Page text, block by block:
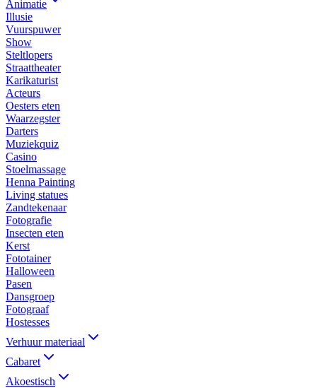
Animatie
Illusie
Vuurspuwer
Show
Steltlopers
Straattheater
Karikaturist
Acteurs
Oesters eten
Waarzegster
Darters
Muziekquiz
Casino
Stoelmassage
Henna Painting
Living statues
Zandtekenaar
Fotografie
Insecten eten
Kerst
Fototainer
Halloween
Pasen
Dansgroep
Fotograaf
Hostesses
Verhuur materiaal
Cabaret
Akoestisch